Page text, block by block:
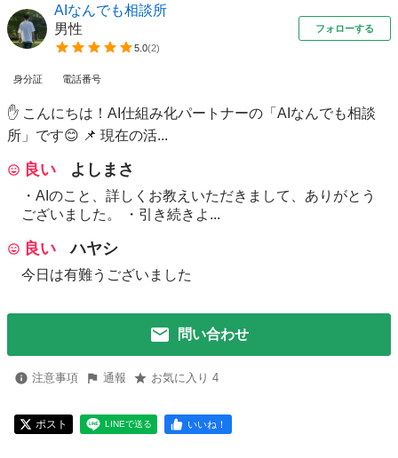
AIなんでも相談所
男性
5.0(2)
フォローする
身分証 電話番号
✋ こんにちは！AI仕組み化パートナーの「AIなんでも相談
所」です😊 📌 現在の活...
良い よしまさ
・AIのこと、詳しくお教えいただきまして、ありがとう
ございました。 ・引き続きよ...
良い ハヤシ
今日は有難うございました
問い合わせ
注意事項 通報 お気に入り 4
ポスト LINEで送る いいね！